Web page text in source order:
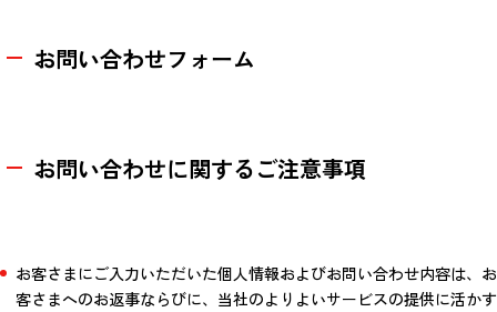
お問い合わせフォーム
お問い合わせに関するご注意事項
お客さまにご入力いただいた個人情報およびお問い合わせ内容は、お
客さまへのお返事ならびに、当社のよりよいサービスの提供に活かす